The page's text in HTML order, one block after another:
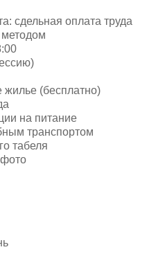
сдельная оплата труда
(бесплатно)
на питание
транспортом
табеля